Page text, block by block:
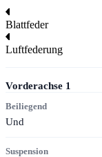
Blattfeder
Luftfederung
Vorderachse 1
Beiliegend
Und
Suspension